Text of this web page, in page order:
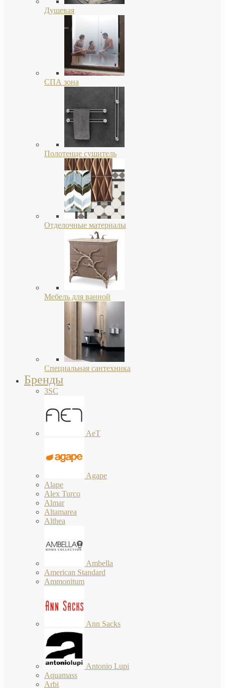
Душевая
СПА зона
Полотенце сушитель
Отделочные материалы
Мебель для ванной
Специальная сантехника
Бренды
3SC
AeT
Agape
Alape
Alex Turco
Almar
Altamarea
Althea
Ambella
American Standard
Ammonitum
Ann Sacks
Antonio Lupi
Aquamass
Arbi